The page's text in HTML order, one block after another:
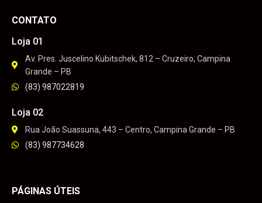
CONTATO
Loja 01
Av. Pres. Juscelino Kubitschek, 812 – Cruzeiro, Campina
Grande – PB
(83) 987022819
Loja 02
Rua João Suassuna, 443 – Centro, Campina Grande – PB
(83) 987734628
PÁGINAS ÚTEIS